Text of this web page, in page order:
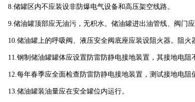
8.储罐区内不应装设非防爆电气设备和高压架空线路。
9.储油罐顶部应无油污，无积水。储油罐进出油管线、阀门应
10.储油罐上的呼吸阀、液压安全阀底座应装设阻火器。阻火
11.钢制储油罐罐体应设置防雷防静电接地装置，其接地电
12.每年春季应全面检查防雷防静电接地装置，测试接地电阻
13.储油罐装油量应在安全罐位内运行。